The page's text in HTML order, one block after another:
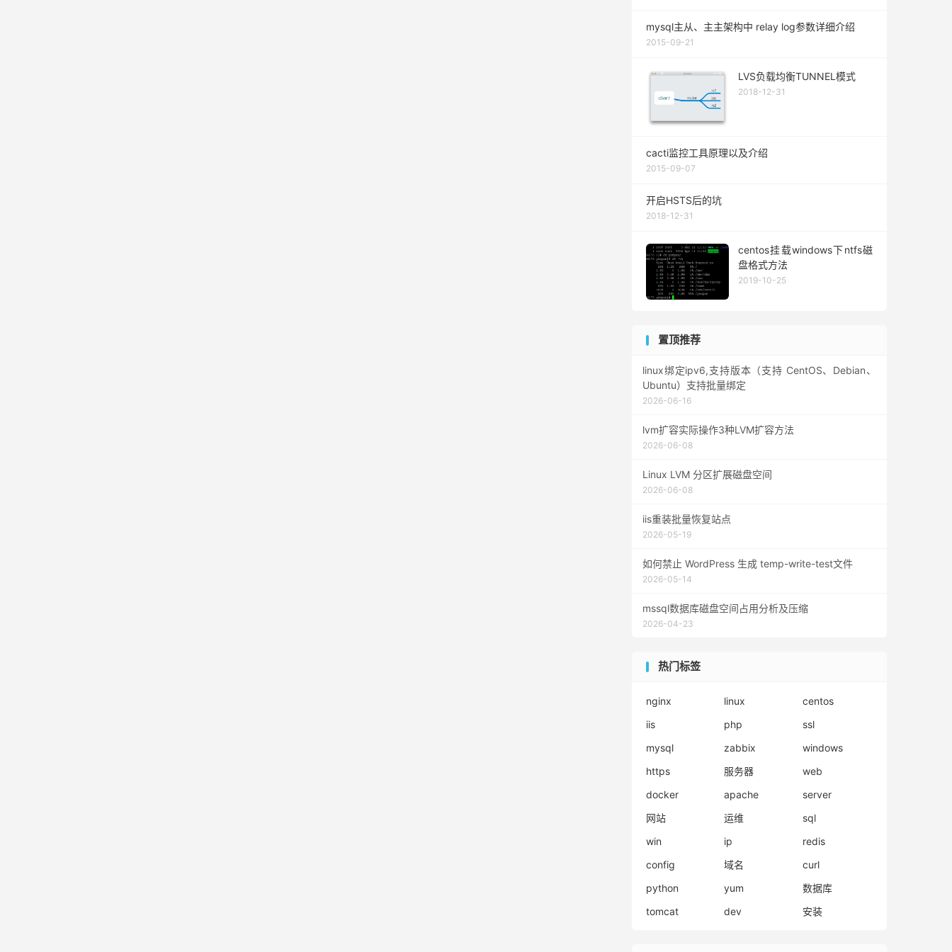
mysql主从、主主架构中 relay log参数详细介绍
2015-09-21
LVS负载均衡TUNNEL模式
2018-12-31
cacti监控工具原理以及介绍
2015-09-07
开启HSTS后的坑
2018-12-31
centos挂载windows下ntfs磁
盘格式方法
2019-10-25
置顶推荐
linux绑定ipv6,支持版本（支持 CentOS、Debian、
Ubuntu）支持批量绑定
2026-06-16
lvm扩容实际操作3种LVM扩容方法
2026-06-08
Linux LVM 分区扩展磁盘空间
2026-06-08
iis重装批量恢复站点
2026-05-19
如何禁止 WordPress 生成 temp-write-test文件
2026-05-14
mssql数据库磁盘空间占用分析及压缩
2026-04-23
热门标签
nginx linux
centos
iis
php
ssl
mysql
zabbix
windows
https
服务器
web
docker
apache
server
网站
运维
sql
win
ip
redis
config
域名
curl
python
yum
数据库
tomcat
dev 安装